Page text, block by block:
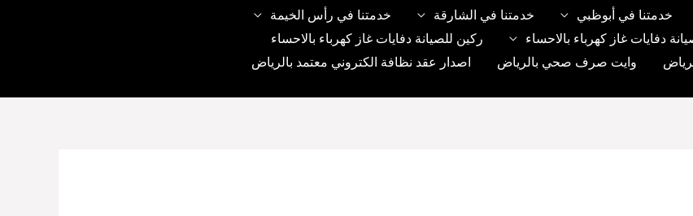
خدمتنا في أبوظبي خدمتنا في الشارقة
خدمتنا في رأس الخيمة
دفايات غاز كهرباء بالاحساء
ركين للصيانة دفايات غاز كهرباء بالاحساء
وايت صرف صحي بالرياض
اصدار عقد نظافة الكتروني معتمد بالرياض